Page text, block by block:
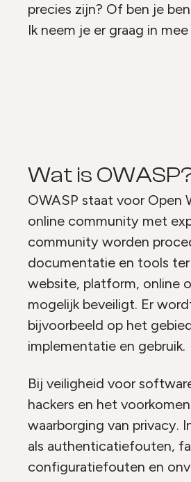
precies zijn? Of ben je
Ik neem je er graag in
Wat is
OWASP staat voor Open
online community met
community worden
documentatie en tools
website, platform, online
mogelijk beveiligt. Er
bijvoorbeeld op het
implementatie en gebruik.
Bij veiligheid voor
hackers en het
waarborging van privacy.
als authenticatiefouten,
configuratiefouten en